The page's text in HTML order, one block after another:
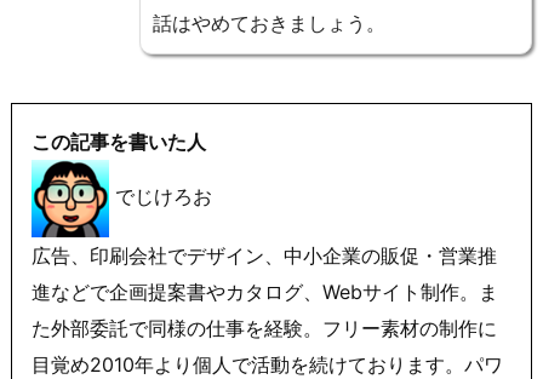
話はやめておきましょう。
この記事を書いた人
でじけろお
広告、印刷会社でデザイン、中小企業の販促・営業推
進などで企画提案書やカタログ、Webサイト制作。ま
た外部委託で同様の仕事を経験。フリー素材の制作に
目覚め2010年より個人で活動を続けております。パワ